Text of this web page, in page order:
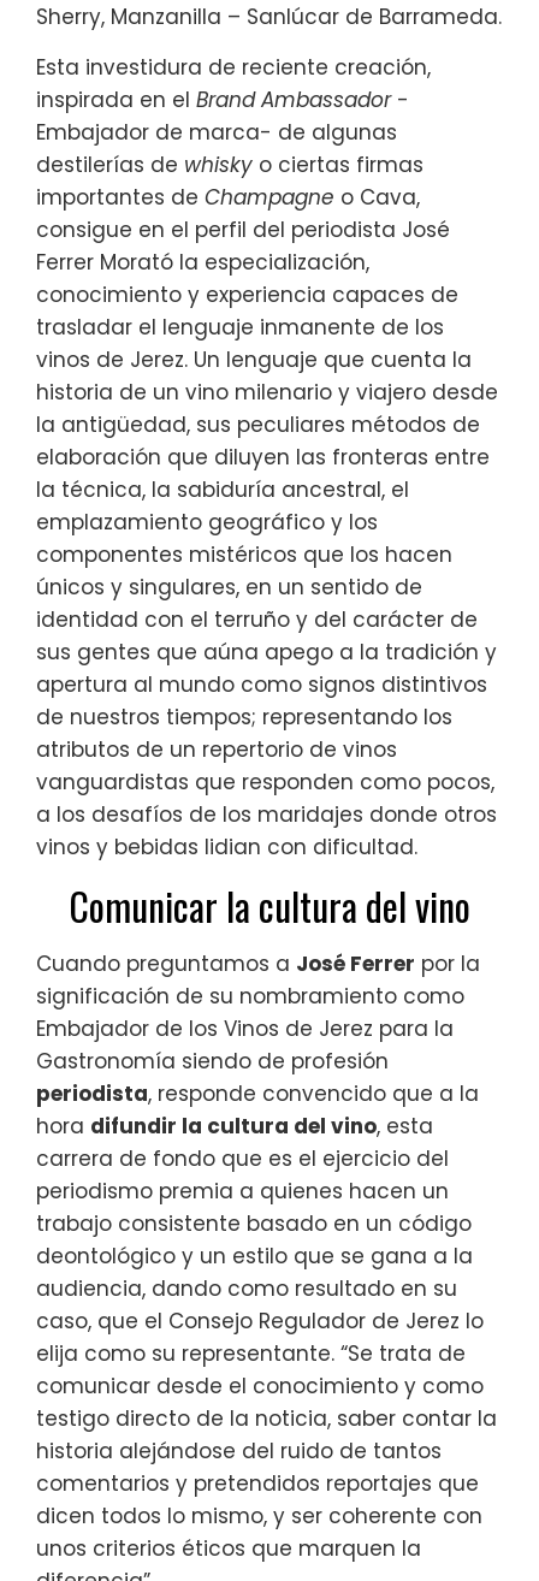
Sherry, Manzanilla – Sanlúcar de Barrameda.
Esta investidura de reciente creación,
inspirada en el Brand Ambassador-
Embajador de marca- de algunas
destilerías de whisky o ciertas firmas
importantes de Champagne o Cava,
consigue en el perfil del periodista José
Ferrer Morató la especialización,
conocimiento y experiencia capaces de
trasladar el lenguaje inmanente de los
vinos de Jerez. Un lenguaje que cuenta la
historia de un vino milenario y viajero desde
la antigüedad, sus peculiares métodos de
elaboración que diluyen las fronteras entre
la técnica, la sabiduría ancestral, el
emplazamiento geográfico y los
componentes mistéricos que los hacen
únicos y singulares, en un sentido de
identidad con el terruño y del carácter de
sus gentes que aúna apego a la tradición y
apertura al mundo como signos distintivos
de nuestros tiempos; representando los
atributos de un repertorio de vinos
vanguardistas que responden como pocos,
a los desafíos de los maridajes donde otros
vinos y bebidas lidian con dificultad.
Comunicar la cultura del vino
Cuando preguntamos a José Ferrer por la
significación de su nombramiento como
Embajador de los Vinos de Jerez para la
Gastronomía siendo de profesión
periodista, responde convencido que a la
hora difundir la cultura del vino, esta
carrera de fondo que es el ejercicio del
periodismo premia a quienes hacen un
trabajo consistente basado en un código
deontológico y un estilo que se gana a la
audiencia, dando como resultado en su
caso, que el Consejo Regulador de Jerez lo
elija como su representante. “Se trata de
comunicar desde el conocimiento y como
testigo directo de la noticia, saber contar la
historia alejándose del ruido de tantos
comentarios y pretendidos reportajes que
dicen todos lo mismo, y ser coherente con
unos criterios éticos que marquen la